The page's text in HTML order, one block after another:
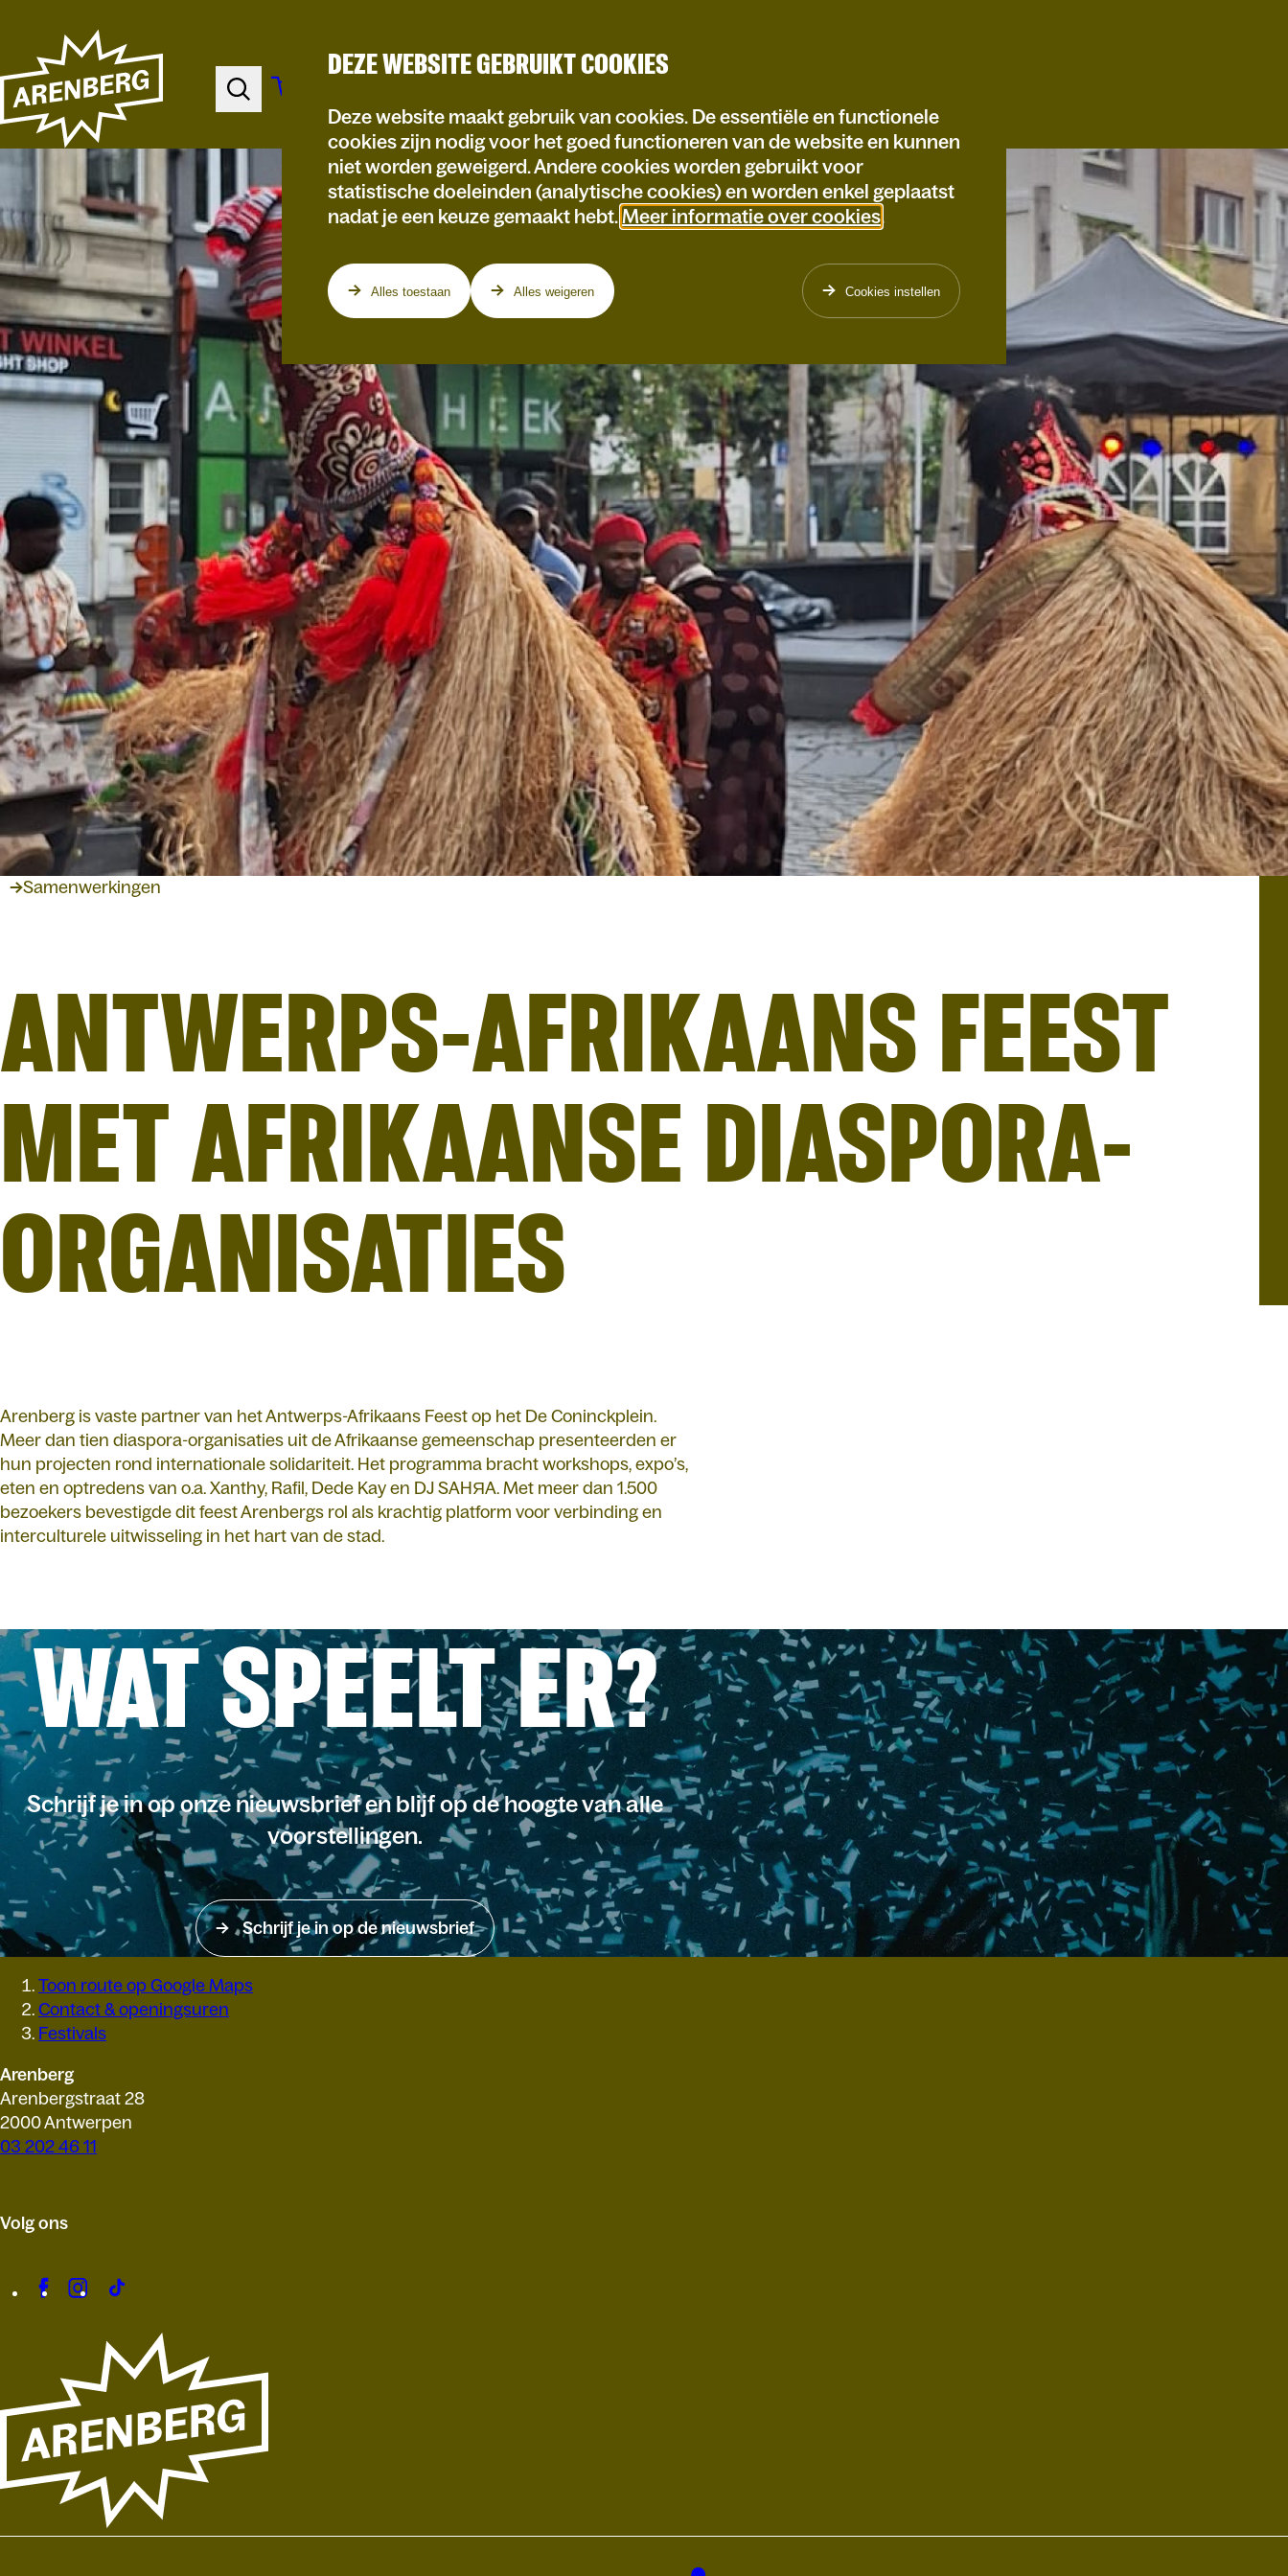
DEZE WEBSITE GEBRUIKT COOKIES
Deze website maakt gebruik van cookies. De essentiële en functionele
cookies zijn nodig voor het goed functioneren van de website en kunnen
niet worden geweigerd. Andere cookies worden gebruikt voor
statistische doeleinden (analytische cookies) en worden enkel geplaatst
nadat je een keuze gemaakt hebt.Meer informatie over cookies.
Alles toestaan Alles weigeren Cookies instellen
Samenwerkingen
ANTWERPS-AFRIKAANS FEEST
MET AFRIKAANSE DIASPORA-
ORGANISATIES
Arenberg is vaste partner van het Antwerps-Afrikaans Feest op het De Coninckplein.
Meer dan tien diaspora-organisaties uit de Afrikaanse gemeenschap presenteerden er
hun projecten rond internationale solidariteit. Het programma bracht workshops, expo’s,
eten en optredens van o.a. Xanthy, Rafil, Dede Kay en DJ SAHЯA. Met meer dan 1.500
bezoekers bevestigde dit feest Arenbergs rol als krachtig platform voor verbinding en
interculturele uitwisseling in het hart van de stad.
WAT SPEELT ER?
Schrijf je in op onze nieuwsbrief en blijf op de hoogte van alle
voorstellingen.
Schrijf je in op de nieuwsbrief
Toon route op Google Maps
Contact & openingsuren
Festivals
Arenberg
Arenbergstraat 28
2000 Antwerpen
03 202 46 11
Volg ons